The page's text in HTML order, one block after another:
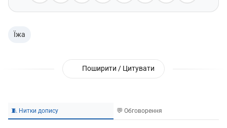
Їжа
Поширити / Цитувати
🧵 Нитки допису 💬 Обговорення